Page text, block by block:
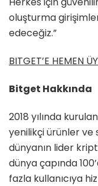
oluşturma
edeceğiz.”
BITGET’E HEMEN
Bitget Hakkında
2018 yılında
yenilikçi ürünler ve
dünyanın lider
dünya çapında
fazla kullanıcıya